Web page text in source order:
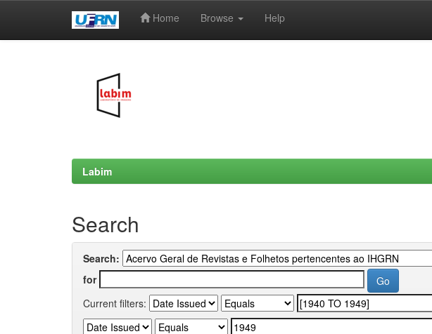
Home Browse Help
Labim
Search
Search:
for
Current filters: